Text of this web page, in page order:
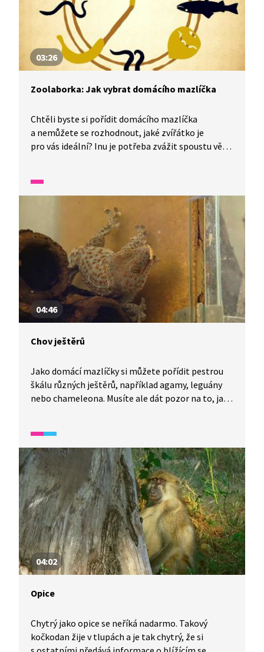
03:26
Zoolaborka: Jak vybrat domácího mazlíčka
Chtěli byste si pořídit domácího mazlíčka
a nemůžete se rozhodnout, jaké zvířátko je
pro vás ideální? Inu je potřeba zvážit spoustu věcí.
ohledně vybavení a financování domácího miláčka.
Pojďme to rozebrat s Inžou do jeho laborky.
04:46
Chov ještěrů
Jako domácí mazlíčky si můžete pořídit pestrou
škálu různých ještěrů, například agamy, leguány
nebo chameleona. Musíte ale dát pozor na to, jaké
chovatel může dokonce odchovat malé ještěrky.
04:02
Opice
Chytrý jako opice se neříká nadarmo. Takový
kočkodan žije v tlupách a je tak chytrý, že si